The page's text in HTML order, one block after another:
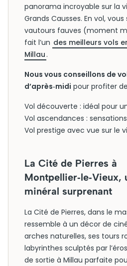
panorama incroyable sur la
Grands Causses. En vol,
vautours fauves (moment
fait l’un des meilleurs vols
Millau .
Nous vous conseillons de
d’après‑midi pour profiter
Vol découverte : idéal pour
Vol ascendances :
Vol prestige avec vue sur le
La Cité de Pierres à
Montpellier‑le‑Vieux,
minéral surprenant
La Cité de Pierres, dans le
ressemble à un décor de
arches naturelles, ses tours
labyrinthes sculptés par
de sortie à Millau parfaite